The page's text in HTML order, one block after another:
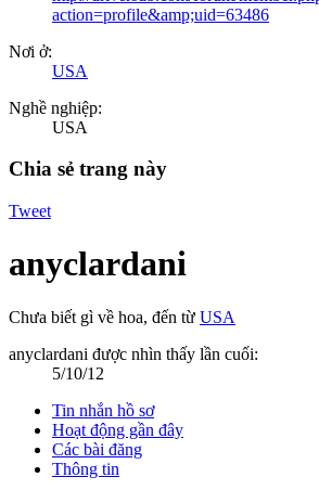
action=profile&amp;uid=63486
Nơi ở:
USA
Nghề nghiệp:
USA
Chia sẻ trang này
Tweet
anyclardani
Chưa biết gì về hoa, đến từ USA
anyclardani được nhìn thấy lần cuối:
5/10/12
Tin nhắn hồ sơ
Hoạt động gần đây
Các bài đăng
Thông tin